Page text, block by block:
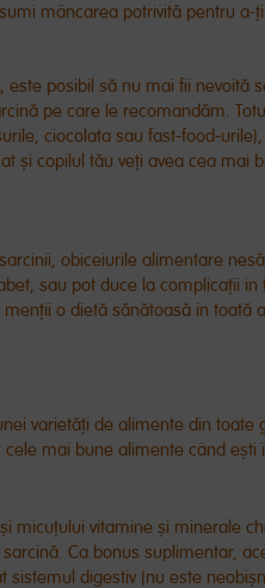
mâncarea potrivită pentru a-
posibil să nu mai fii nevoită
pe care le recomandăm.
ciocolata sau fast-food-
și copilul tău veți avea cea mai
obiceiurile alimentare
sau pot duce la complicații
o dietă sănătoasă in toată
varietăți de alimente din toate
mai bune alimente când ești
micuțului vitamine și minerale
Ca bonus suplimentar,
digestiv (nu este